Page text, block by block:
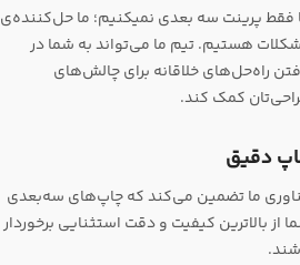
فقط پرینت سه بعدی نمیکنیم؛ ما حل‌کننده‌ی
هستیم. تیم ما می‌تواند به شما در
راه‌حل‌های خلاقانه برای چالش‌های
کمک کند.
دقیق
ما تضمین می‌کند که چاپ‌های سه‌بعدی
از بالاترین کیفیت و دقت استثنایی برخوردار